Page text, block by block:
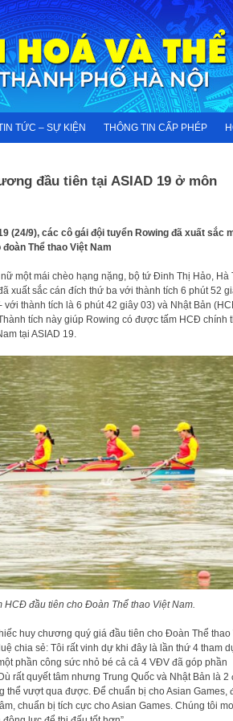
TỨC – SỰ KIỆN THÔNG TIN CẤP PHÉP
đầu tiên tại ASIAD 19 ở môn
(24/9), các cô gái đội tuyển Rowing đã xuất sắc
Thể thao Việt Nam
một mái chèo hạng nặng, bộ tứ Đinh Thị Hảo, Hà
xuất sắc cán đích thứ ba với thành tích 6 phút 52
với thành tích là 6 phút 42 giây 03) và Nhật Bản
tích này giúp Rowing có được tấm HCĐ chính
tại ASIAD 19.
HCĐ đầu tiên cho Đoàn Thể thao Việt Nam.
huy chương quý giá đầu tiên cho Đoàn Thể thao
chia sẻ: Tôi rất vinh dự khi đây là lần thứ 4 tham
phần công sức nhỏ bé cả cả 4 VĐV đã góp phần
rất quyết tâm nhưng Trung Quốc và Nhật Bản là 2
thể vượt qua được. Để chuẩn bị cho Asian Games,
chuẩn bị tích cực cho Asian Games. Chúng tôi